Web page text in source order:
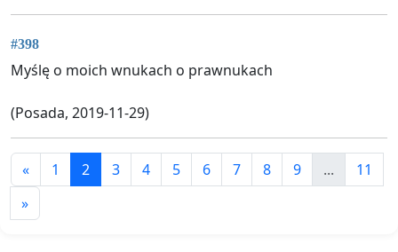
#398
Myślę o moich wnukach o prawnukach
(Posada, 2019-11-29)
« 1 2 3 4 5 6 7 8 9 ...
11
»